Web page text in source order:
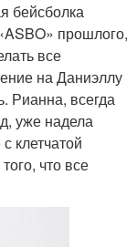
бейсболка
прошлого,
все
на Даниэллу
Рианна, всегда
уже надела
клетчатой
что все